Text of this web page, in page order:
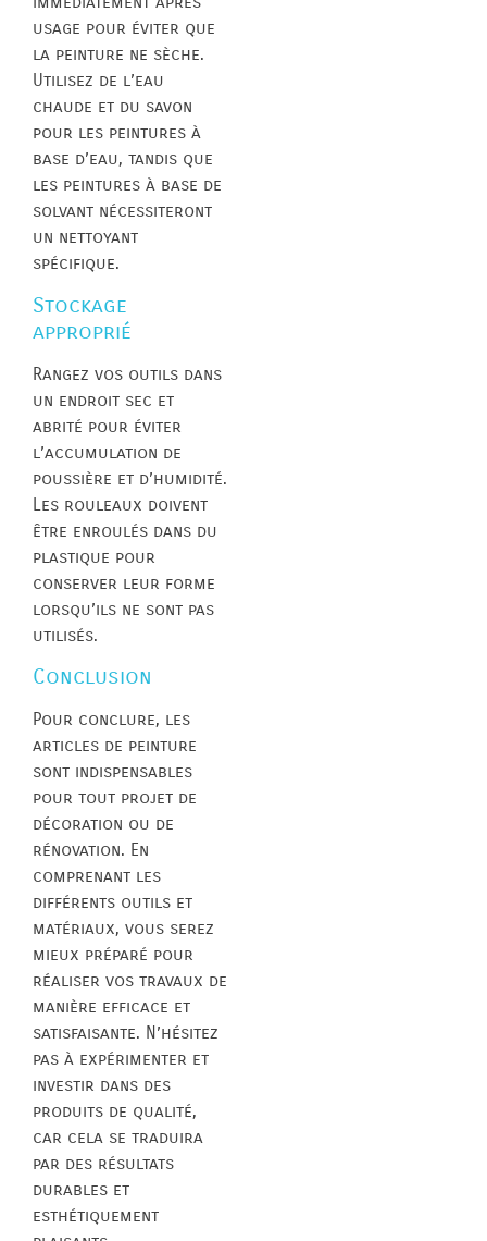
usage pour éviter que
la peinture ne sèche.
Utilisez de l’eau
chaude et du savon
pour les peintures à
base d’eau, tandis que
les peintures à base de
solvant nécessiteront
un nettoyant
spécifique.
Stockage
approprié
Rangez vos outils dans
un endroit sec et
abrité pour éviter
l’accumulation de
poussière et d’humidité.
Les rouleaux doivent
être enroulés dans du
plastique pour
conserver leur forme
lorsqu’ils ne sont pas
utilisés.
Conclusion
Pour conclure, les
articles de peinture
sont indispensables
pour tout projet de
décoration ou de
rénovation. En
comprenant les
différents outils et
matériaux, vous serez
mieux préparé pour
réaliser vos travaux de
manière efficace et
satisfaisante. N’hésitez
pas à expérimenter et
investir dans des
produits de qualité,
car cela se traduira
par des résultats
durables et
esthétiquement